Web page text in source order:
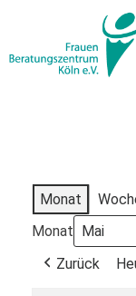
Monat
Monat
Zurück